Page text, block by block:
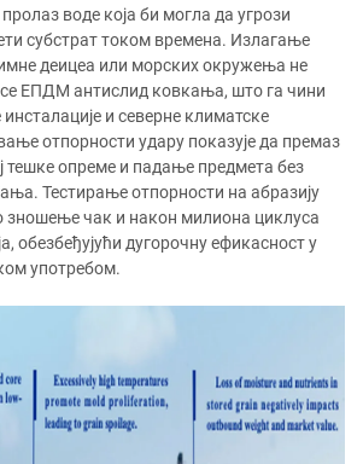
воде која би могла да угрози
субстрат током времена. Излагање
деицеа или морских окружења не
ЕПДМ антислид ковкања, што га чини
и северне климатске
отпорности удару показује да премаз
тешке опреме и падање предмета без
Тестирање отпорности на абразију
зношење чак и након милиона циклуса
обезбеђујући дугорочну ефикасност у
употребом.